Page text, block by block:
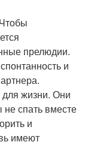
прелюдии.
и
жизни. Они
спать вместе
и
имеют